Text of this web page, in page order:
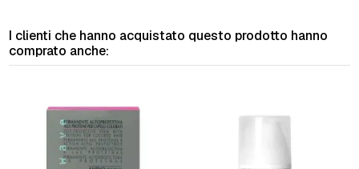
I clienti che hanno acquistato questo prodotto hanno
comprato anche: